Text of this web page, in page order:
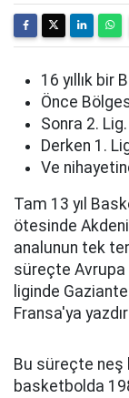
16 yıllık bir
Önce
Sonra 2. Lig.
Derken 1.
Ve
Tam 13 yıl
ötesinde
analunun tek
süreçte Avrupa
liginde
Fransa'ya
Bu süreçte neş
basketbolda